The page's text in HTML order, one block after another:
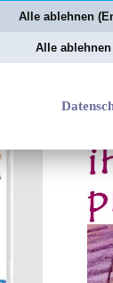
Alle ablehnen
Alle